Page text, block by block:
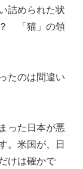
詰められた状
？ 「猫」の領
たのは間違い
った日本が悪
。米国が、日
けは確かで